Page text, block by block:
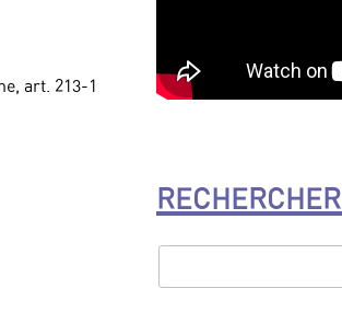
art. 213-1
RECHERCHER